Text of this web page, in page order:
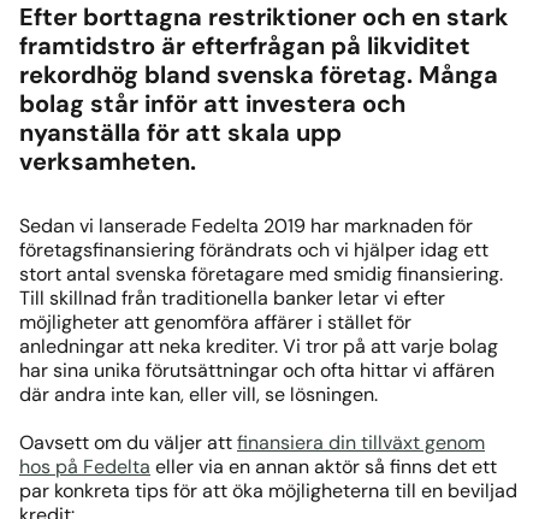
Efter borttagna restriktioner och en stark
framtidstro är efterfrågan på likviditet
rekordhög bland svenska företag. Många
bolag står inför att investera och
nyanställa för att skala upp
verksamheten.
Sedan vi lanserade Fedelta 2019 har marknaden för
företagsfinansiering förändrats och vi hjälper idag ett
stort antal svenska företagare med smidig finansiering.
Till skillnad från traditionella banker letar vi efter
möjligheter att genomföra affärer i stället för
anledningar att neka krediter. Vi tror på att varje bolag
har sina unika förutsättningar och ofta hittar vi affären
där andra inte kan, eller vill, se lösningen.
Oavsett om du väljer attfinansiera din tillväxt genom
hos på Fedelta eller via en annan aktör så finns det ett
par konkreta tips för att öka möjligheterna till en beviljad